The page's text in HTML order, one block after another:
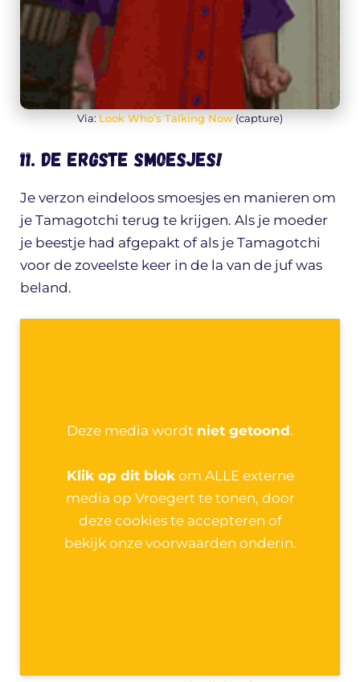
Via: Look Who’s Talking Now (capture)
11. De ergste smoesjes!
Je verzon eindeloos smoesjes en manieren om
je Tamagotchi terug te krijgen. Als je moeder
je beestje had afgepakt of als je Tamagotchi
voor de zoveelste keer in de la van de juf was
beland.
Deze media wordt niet getoond.
Klik op dit blokom ALLE externe
media op Vroegert te tonen, door
deze cookies te accepteren of
bekijk onze voorwaarden onderin.